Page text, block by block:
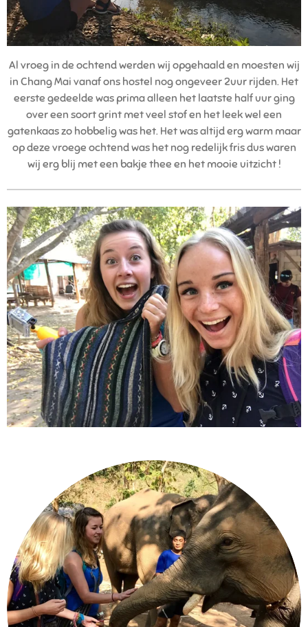
Al vroeg in de ochtend werden wij opgehaald en moesten wij
in Chang Mai vanaf ons hostel nog ongeveer 2uur rijden. Het
eerste gedeelde was prima alleen het laatste half uur ging
over een soort grint met veel stof en het leek wel een
gatenkaas zo hobbelig was het. Het was altijd erg warm maar
op deze vroege ochtend was het nog redelijk fris dus waren
wij erg blij met een bakje thee en het mooie uitzicht !